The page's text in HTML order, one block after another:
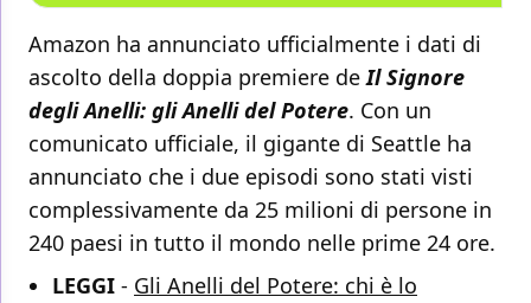
Amazon ha annunciato ufficialmente i dati di
ascolto della doppia premiere deIl Signore
degli Anelli: gli Anelli del Potere. Con un
comunicato ufficiale, il gigante di Seattle ha
annunciato che i due episodi sono stati visti
complessivamente da 25 milioni di persone in
240 paesi in tutto il mondo nelle prime 24 ore.
LEGGI - Gli Anelli del Potere: chi è lo